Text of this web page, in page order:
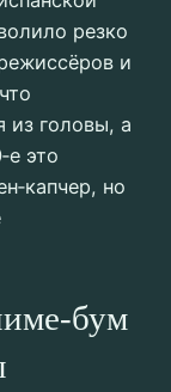
резко
и
из головы, а
это
но